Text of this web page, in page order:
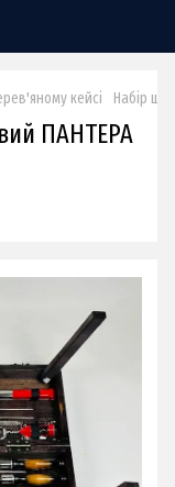
кейсі Набір
ПАНТЕРА